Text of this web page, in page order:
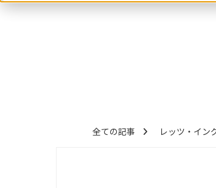
全ての記事 レッツ・イン